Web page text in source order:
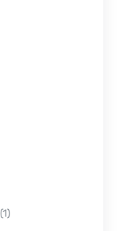
(1)